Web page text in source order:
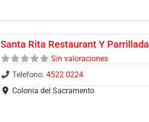
Santa Rita Restaurant Y Parrillada
Sin valoraciones
Telefono:4522 0224
Colonia del Sacramento